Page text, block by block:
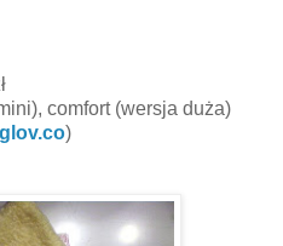
comfort (wersja duża)
)